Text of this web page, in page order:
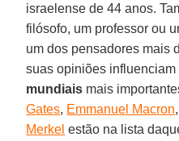
israelense de 44 anos.
filósofo, um professor ou
um dos pensadores mais
suas opiniões
mundiais mais
Gates, Emmanuel Macron,
Merkel estão na lista